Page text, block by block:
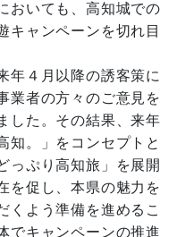
おいても、高知城での
キャンペーンを切れ目
年４月以降の誘客策に
業者の方々のご意見を
した。その結果、来年
知。」をコンセプトと
っぷり高知旅」を展開
を促し、本県の魅力を
くよう準備を進めるこ
でキャンペーンの推進